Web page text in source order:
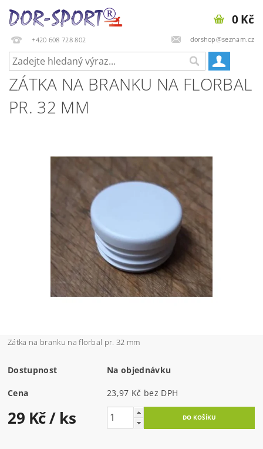
+420 608 728 802 dorshop@seznam.cz
0 Kč
ZÁTKA NA BRANKU NA FLORBAL
PR. 32 MM
Zátka na branku na florbal pr. 32 mm
Dostupnost Na objednávku
Cena 23,97 Kč bez DPH
29 Kč/ ks